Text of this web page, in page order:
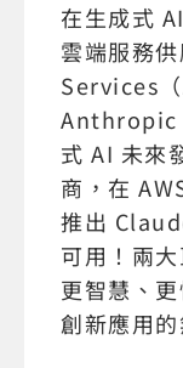
在生成式
雲端服務
Services
Anthropic
式 AI 未來
商，在
推出
可用！兩
更智慧、
創新應用的